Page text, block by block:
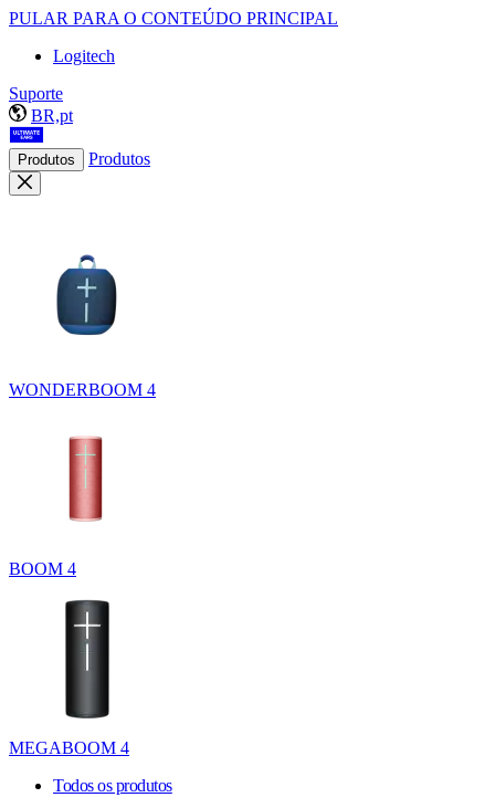
PULAR PARA O CONTEÚDO PRINCIPAL
Logitech
Suporte
BR,pt
Produtos Produtos
WONDERBOOM 4
BOOM 4
MEGABOOM 4
Todos os produtos